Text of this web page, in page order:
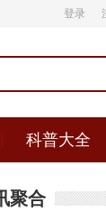
登录
科普大全
聚合